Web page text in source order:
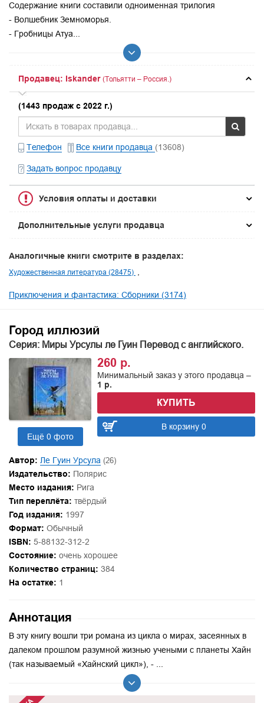
Содержание книги составили одноименная трилогия
- Волшебник Земноморья.
- Гробницы Атуа...
Продавец: Iskander (Тольятти – Россия.)
(1443 продаж с 2022 г.)
Телефон Все книги продавца (13608)
Задать вопрос продавцу
Условия оплаты и доставки
Дополнительные услуги продавца
Аналогичные книги смотрите в разделах:
Художественная литература (28475)
Приключения и фантастика: Сборники (3174)
Город иллюзий
Серия: Миры Урсулы ле Гуин Перевод с английского.
Ещё 0 фото
260 р.
Минимальный заказ у этого продавца –
1 р.
КУПИТЬ
В корзину 0
Автор: Ле Гуин Урсула (26)
Издательство: Полярис
Место издания: Рига
Тип переплёта: твёрдый
Год издания: 1997
Формат: Обычный
ISBN: 5-88132-312-2
Состояние: очень хорошее
Количество страниц: 384
На остатке: 1
Аннотация
В эту книгу вошли три романа из цикла о мирах, засеянных в
далеком прошлом разумной жизнью учеными с планеты Хайн
(так называемый «Хайнский цикл»), - ...